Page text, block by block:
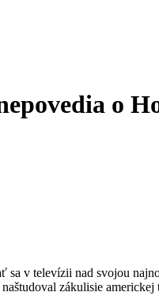
o
v televízii nad svojou
zákulisie